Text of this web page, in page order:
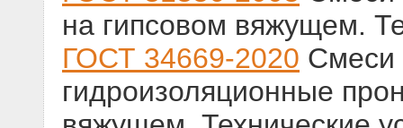
на гипсовом вяжущем.
ГОСТ 34669-2020 Смеси
гидроизоляционные